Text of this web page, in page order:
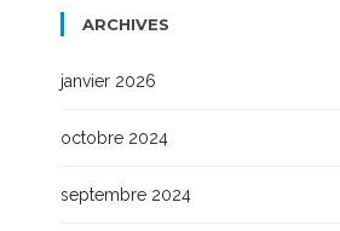
ARCHIVES
janvier 2026
octobre 2024
septembre 2024